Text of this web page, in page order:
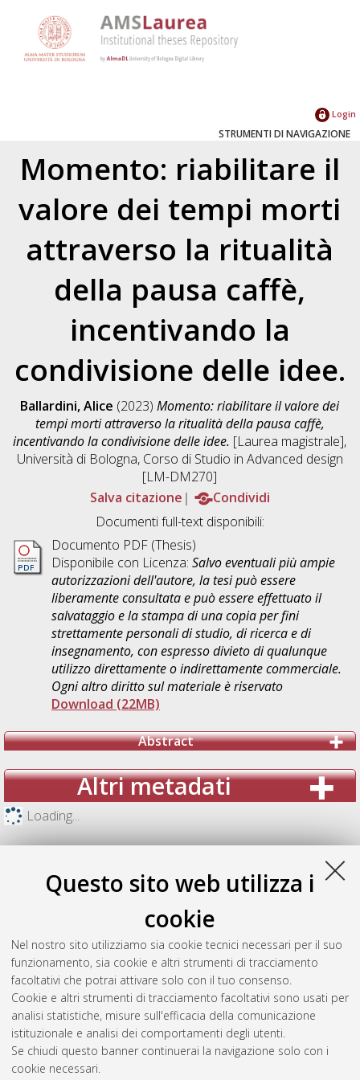
Questo sito web utilizza i
cookie
Nel nostro sito utilizziamo sia cookie tecnici necessari per il suo
funzionamento, sia cookie e altri strumenti di tracciamento
facoltativi che potrai attivare solo con il tuo consenso.
Cookie e altri strumenti di tracciamento facoltativi sono usati per
analisi statistiche, misure sull'efficacia della comunicazione
istituzionale e analisi dei comportamenti degli utenti.
Se chiudi questo banner continuerai la navigazione solo con i
cookie necessari.
Login
STRUMENTI DI NAVIGAZIONE
Momento: riabilitare il
valore dei tempi morti
attraverso la ritualità
della pausa caffè,
incentivando la
condivisione delle idee.
Ballardini, Alice (2023)Momento: riabilitare il valore dei
tempi morti attraverso la ritualità della pausa caffè,
incentivando la condivisione delle idee. [Laurea magistrale],
Università di Bologna, Corso di Studio in Advanced design
[LM-DM270]
Salva citazione
Condividi
Documenti full-text disponibili:
Documento PDF (Thesis)
Disponibile con Licenza: Salvo eventuali più ampie
autorizzazioni dell'autore, la tesi può essere
liberamente consultata e può essere effettuato il
salvataggio e la stampa di una copia per fini
strettamente personali di studio, di ricerca e di
insegnamento, con espresso divieto di qualunque
utilizzo direttamente o indirettamente commerciale.
Ogni altro diritto sul materiale è riservato
Download (22MB)
Abstract
Altri metadati
Loading...
Gestione del documento: